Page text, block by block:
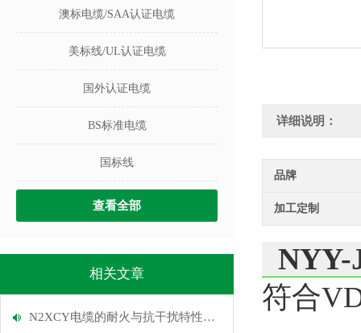
澳标电缆/SAA认证电缆
美标线/UL认证电缆
国外认证电缆
BS标准电缆
国标线
查看全部
相关文章
N2XCY电缆的耐火与抗干扰特性说明
详细说明：
品牌
加工定制
NYY-
符合